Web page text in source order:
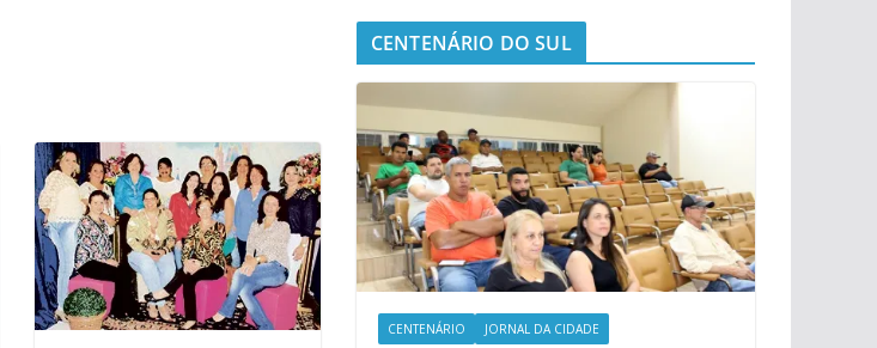
CENTENÁRIO DO SUL
CENTENÁRIO JORNAL DA CIDADE